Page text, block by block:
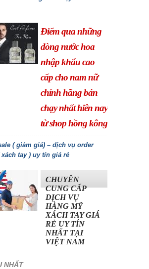
Điểm qua những
dòng nước hoa
nhập khẩu cao
cấp cho nam nữ
chính hãng bán
chạy nhất hiên nay
từ shop hồng kông
( giảm giá) – dịch vụ order
tay ) uy tín giá rẻ
CHUYÊN
CUNG CẤP
DỊCH VỤ
HÀNG MỸ
XÁCH TAY GIÁ
RẺ UY TÍN
NHẤT TẠI
VIỆT NAM
NHẤT